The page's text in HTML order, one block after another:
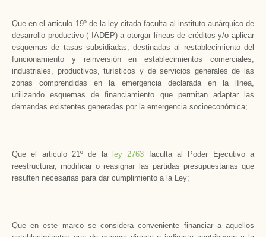
Que en el articulo 19º de la ley citada faculta al instituto autárquico de
desarrollo productivo ( IADEP) a otorgar líneas de créditos y/o aplicar
esquemas de tasas subsidiadas, destinadas al restablecimiento del
funcionamiento y reinversión en establecimientos comerciales,
industriales, productivos, turísticos y de servicios generales de las
zonas comprendidas en la emergencia declarada en la línea,
utilizando esquemas de financiamiento que permitan adaptar las
demandas existentes generadas por la emergencia socioeconómica;
Que el articulo 21º de la ley 2763 faculta al Poder Ejecutivo a
reestructurar, modificar o reasignar las partidas presupuestarias que
resulten necesarias para dar cumplimiento a la Ley;
Que en este marco se considera conveniente financiar a aquellos